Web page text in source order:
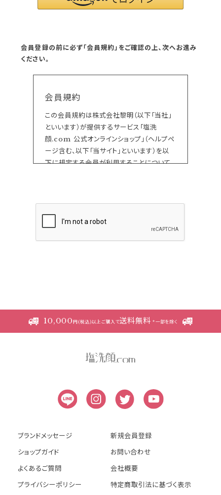
会員登録の前に必ず「会員規約」をご確認の上、次へお進み
ください。
会員規約
この会員規約は株式会社黎明（以下「当社」
といいます）が提供するサービス「塩洗
顔.com 公式オンラインショップ」（ヘルプペ
ージ含む、以下「当サイト」といいます）を以
下に規定する会員が利用することについて
加されている諸規定は、本規約の一部を構
成しており、それらすべてを含めたものが利
用規約となっております。（ただし、一部他社
サイトとリンクするサービスについては、当サ
1. 当社は、会員の了承を得ることなく本規約
を随時変更することができるものとし、会員
はこれを承諾します。
2. 前項の変更については、当サイト上に1ヵ
月間表示した時点で、全ての会員が了承した
会員のみなさまへの通知
と判断した場合、当社は、会員に対し随時必
要な事項を通知します。
2. 前項の通知は、当サイト上に表示した時
す。
10,000円(税込)以上ご購入で送料無料 *一部を除く
ブランドメッセージ
新規会員登録
ショップガイド
お問い合わせ
よくあるご質問
会社概要
プライバシーポリシー
特定商取引法に基づく表示